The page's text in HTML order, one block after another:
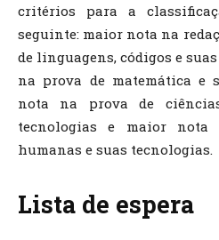
critérios para a
seguinte: maior nota na
de linguagens, códigos e
na prova de matemática e
nota na prova de
tecnologias e maior
humanas e suas tecnologias.
Lista de espera